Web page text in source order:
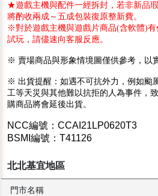
★遊戲主機與配件一經拆封，若非新品
將酌收兩成～五成包裝復原整新費。
※對於遊戲主機與遊戲片商品(含軟體)有
試玩，請儘速向客服反應。
※ 賣場商品與形象情境圖僅供參考，以
※ 出貨提醒：如遇不可抗外力，例如颱
工等天災與其他難以抗拒的人為事件，
購商品將會延後出貨。
NCC編號：CCAI21LP0620T3
BSMI編號：T41126
北北基宜地區
門市名稱